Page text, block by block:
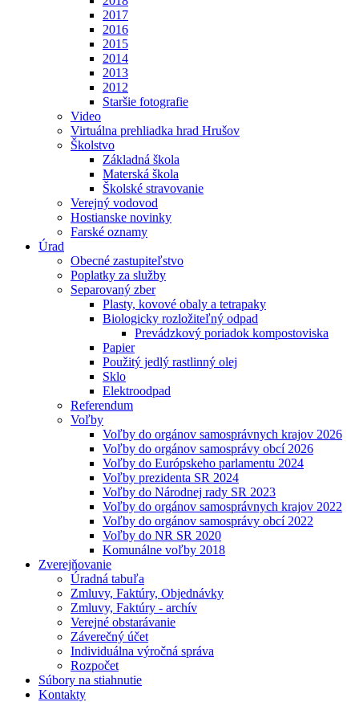
2017
2016
2015
2014
2013
2012
Staršie fotografie
Video
Virtuálna prehliadka hrad Hrušov
Školstvo
Základná škola
Materská škola
Školské stravovanie
Verejný vodovod
Hostianske novinky
Farské oznamy
Úrad
Obecné zastupiteľstvo
Poplatky za služby
Separovaný zber
Plasty, kovové obaly a tetrapaky
Biologicky rozložiteľný odpad
Prevádzkový poriadok kompostoviska
Papier
Použitý jedlý rastlinný olej
Sklo
Elektroodpad
Referendum
Voľby
Voľby do orgánov samosprávnych krajov 2026
Voľby do orgánov samosprávy obcí 2026
Voľby do Európskeho parlamentu 2024
Voľby prezidenta SR 2024
Voľby do Národnej rady SR 2023
Voľby do orgánov samosprávnych krajov 2022
Voľby do orgánov samosprávy obcí 2022
Voľby do NR SR 2020
Komunálne voľby 2018
Zverejňovanie
Úradná tabuľa
Zmluvy, Faktúry, Objednávky
Zmluvy, Faktúry - archív
Verejné obstarávanie
Záverečný účet
Individuálna výročná správa
Rozpočet
Súbory na stiahnutie
Kontakty